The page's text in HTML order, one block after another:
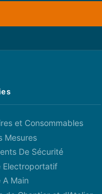
et Consommables
Mesures
De Sécurité
Electroportatif
A Main